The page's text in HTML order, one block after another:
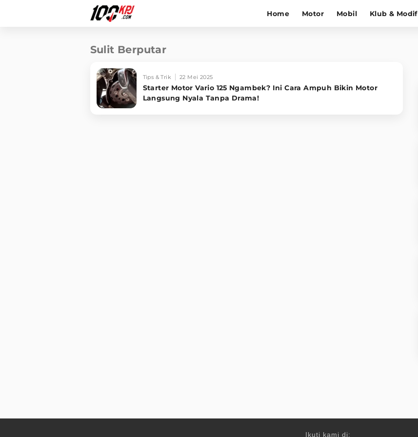
Home Motor Mobil Klub & Modif
Sulit Berputar
Tips & Trik 22 Mei 2025
Starter Motor Vario 125 Ngambek? Ini Cara Ampuh Bikin Motor
Langsung Nyala Tanpa Drama!
Ikuti kami di: